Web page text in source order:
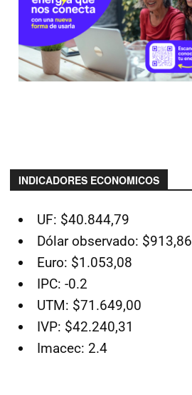
INDICADORES ECONOMICOS
UF: $40.844,79
Dólar observado: $913,86
Euro: $1.053,08
IPC: -0.2
UTM: $71.649,00
IVP: $42.240,31
Imacec: 2.4